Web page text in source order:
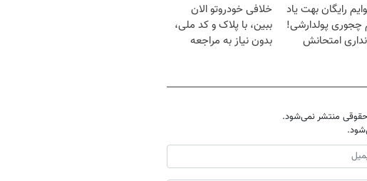
رایگان بهت یاد
چجوری پولدارشی!
نداری امتحانش
خلافی خودروتو الان
ببین، با پلاک و کد ملی،
بدون نیاز به مراجعه
منتشر نمی‌شود.